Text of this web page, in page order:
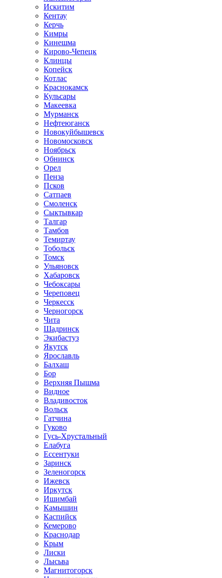
Искитим
Кентау
Керчь
Кимры
Кинешма
Кирово-Чепецк
Клинцы
Копейск
Котлас
Краснокамск
Кульсары
Макеевка
Мурманск
Нефтеюганск
Новокуйбышевск
Новомосковск
Ноябрьск
Обнинск
Орел
Пенза
Псков
Сатпаев
Смоленск
Сыктывкар
Талгар
Тамбов
Темиртау
Тобольск
Томск
Ульяновск
Хабаровск
Чебоксары
Череповец
Черкесск
Черногорск
Чита
Шадринск
Экибастуз
Якутск
Ярославль
Балхаш
Бор
Верхняя Пышма
Видное
Владивосток
Вольск
Гатчина
Гуково
Гусь-Хрустальный
Елабуга
Ессентуки
Заринск
Зеленогорск
Ижевск
Иркутск
Ишимбай
Камышин
Каспийск
Кемерово
Краснодар
Крым
Лиски
Лысьва
Магнитогорск